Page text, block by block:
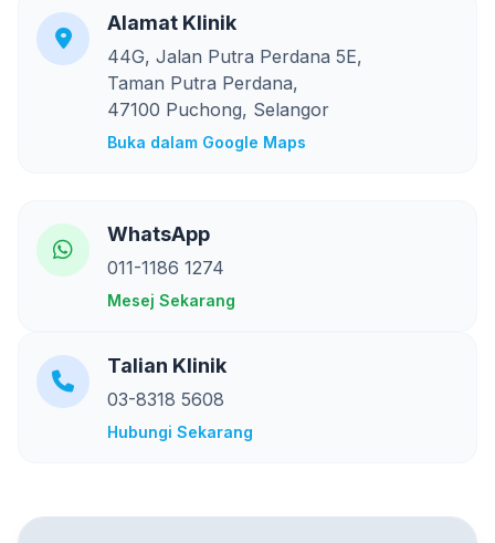
Alamat Klinik
44G, Jalan Putra Perdana 5E,
Taman Putra Perdana,
47100 Puchong, Selangor
Buka dalam Google Maps
WhatsApp
011-1186 1274
Mesej Sekarang
Talian Klinik
03-8318 5608
Hubungi Sekarang